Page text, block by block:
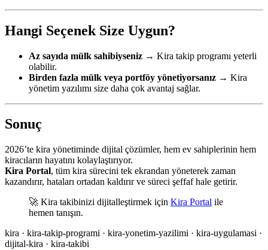
Hangi Seçenek Size Uygun?
Az sayıda mülk sahibiyseniz → Kira takip programı yeterli
olabilir.
Birden fazla mülk veya portföy yönetiyorsanız → Kira
yönetim yazılımı size daha çok avantaj sağlar.
Sonuç
2026’te kira yönetiminde dijital çözümler, hem ev sahiplerinin hem
kiracıların hayatını kolaylaştırıyor.
Kira Portal, tüm kira sürecini tek ekrandan yöneterek zaman
kazandırır, hataları ortadan kaldırır ve süreci şeffaf hale getirir.
🚀 Kira takibinizi dijitalleştirmek için Kira Portal ile
hemen tanışın.
kira · kira-takip-programi · kira-yonetim-yazilimi · kira-uygulamasi ·
dijital-kira · kira-takibi